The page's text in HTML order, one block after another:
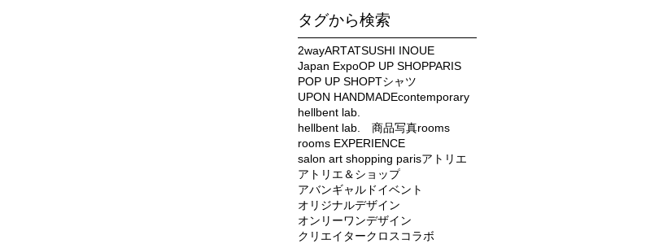
タグから検索
2wayARTATSUSHI INOUE
Japan ExpoOP UP SHOPPARIS
POP UP SHOPTシャツ
UPON HANDMADEcontemporary
hellbent lab.
hellbent lab. 商品写真rooms
rooms EXPERIENCE
salon art shopping parisアトリエ
アトリエ＆ショップ
アバンギャルドイベント
オリジナルデザイン
オンリーワンデザイン
クリエイタークロス コラボ